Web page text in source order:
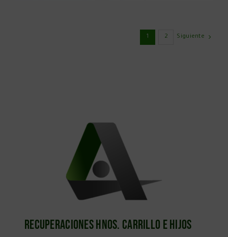
1 2 Siguiente
Recuperaciones Hnos. Carrillo e Hijos